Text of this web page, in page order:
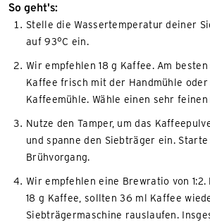
So geht's:
Stelle die Wassertemperatur deiner
auf 93°C ein.
Wir empfehlen 18 g Kaffee. Am
Kaffee frisch mit der Handmühle
Kaffeemühle. Wähle einen sehr feinen
Nutze den Tamper, um das
und spanne den Siebträger ein.
Brühvorgang.
Wir empfehlen eine Brewratio von 1:2.
18 g Kaffee, sollten 36 ml Kaffee
Siebträgermaschine rauslaufen.